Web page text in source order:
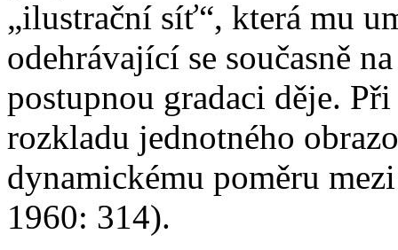
„ilustrační síť“, která mu
odehrávající se současně
postupnou gradaci děje.
rozkladu jednotného
dynamickému poměru
1960: 314).